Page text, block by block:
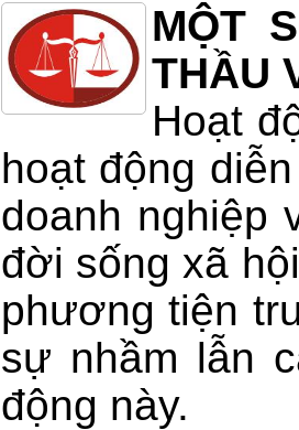
MỘT
THẦU
Hoạt
hoạt động
doanh nghiệp
đời sống xã
phương tiện
sự nhầm lẫn
động này.